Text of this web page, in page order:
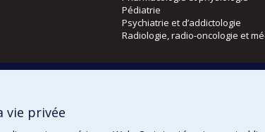
Pédiatrie
Psychiatrie et d’addictologie
Radiologie, radio-oncologie et
vie privée